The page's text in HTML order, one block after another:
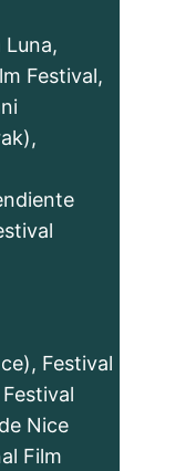
Luna,
Festival,
Festival
Nice
Film